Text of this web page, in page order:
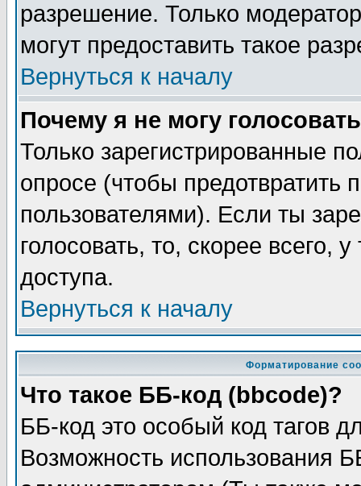
разрешение. Только
могут предоставить такое
Вернуться к началу
Почему я не могу
Только зарегистрированные
опросе (чтобы предотвратить
пользователями). Если ты
голосовать, то, скорее всего,
доступа.
Вернуться к началу
Форматирование
Что такое ББ-код (bbcode)?
ББ-код это особый код тагов
Возможность использования